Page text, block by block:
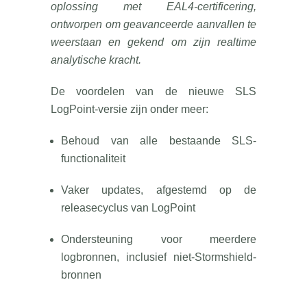
oplossing met EAL4-certificering,
ontworpen om geavanceerde aanvallen te
weerstaan en gekend om zijn realtime
analytische kracht.
De voordelen van de nieuwe SLS
LogPoint-versie zijn onder meer:
Behoud van alle bestaande SLS-
functionaliteit
Vaker updates, afgestemd op de
releasecyclus van LogPoint
Ondersteuning voor meerdere
logbronnen, inclusief niet-Stormshield-
bronnen